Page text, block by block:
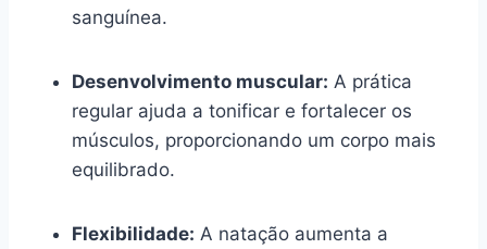
sanguínea.
Desenvolvimento muscular: A prática
regular ajuda a tonificar e fortalecer os
músculos, proporcionando um corpo mais
equilibrado.
Flexibilidade: A natação aumenta a